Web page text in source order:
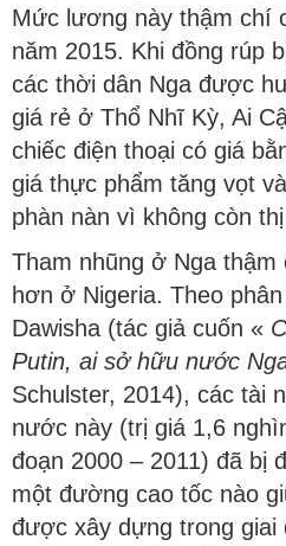
Mức lương này thậm chí
năm 2015. Khi đồng rúp
các thời dân Nga được
giá rẻ ở Thổ Nhĩ Kỳ, Ai
chiếc điện thoại có giá
giá thực phẩm tăng vọt
phàn nàn vì không còn
Tham nhũng ở Nga thậm
hơn ở Nigeria. Theo
Dawisha (tác giả cuốn «
Putin, ai sở hữu nước
Schulster, 2014), các tài
nước này (trị giá 1,6
đoạn 2000 – 2011) đã bị
một đường cao tốc nào
được xây dựng trong